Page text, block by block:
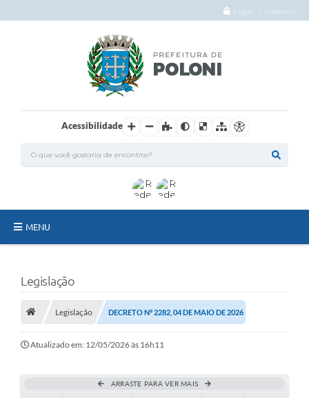
Login / Cadastro
Acessibilidade
MENU
Administração
A Nossa Cidade
Principal
Legislação
Legislação DECRETO Nº 2282, 04 DE MAIO DE 2026
Atualizado em: 12/05/2026 às 16h11
ARRASTE PARA VER MAIS